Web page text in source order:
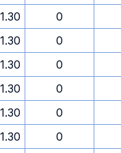
0
0
0
0
0
0